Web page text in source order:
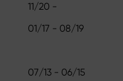
11/20 -
01/17 - 08/19
07/13 - 06/15